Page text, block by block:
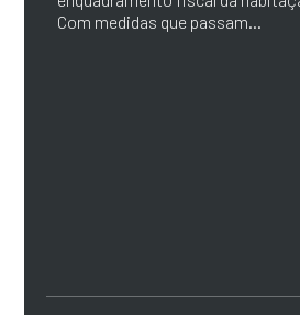
Com medidas que passam...